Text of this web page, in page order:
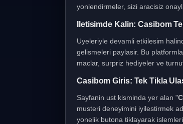
yonlendirmeler, sizi aracisiz
Iletisimde Kalin: Casibom
Uyeleriyle devamli etkilesim
gelismeleri paylasir. Bu
maclar, surpriz hediyeler ve
Casibom Giris: Tek Tikla
Sayfanin ust kisminda yer alan "
musteri deneyimini iyilestirmek
yonelik butona tiklayarak